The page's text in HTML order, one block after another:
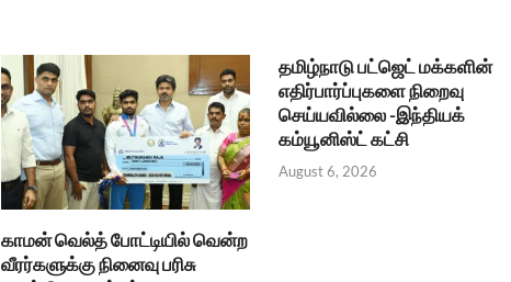
காமன் வெல்த் போட்டியில் வென்ற
வீரர்களுக்கு நினைவு பரிசு
தமிழ்நாடு பட்ஜெட் மக்களின்
எதிர்பார்ப்புகளை நிறைவு
செய்யவில்லை -இந்தியக்
கம்யூனிஸ்ட் கட்சி
August 6, 2026